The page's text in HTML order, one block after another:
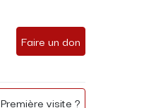
Faire un don
Première visite ?